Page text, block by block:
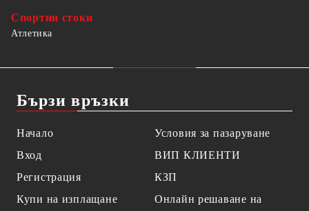
Спортни стоки
Атлетика
Бързи връзки
Начало
Вход
Регистрация
Купи на изплащане
Условия за пазаруване
ВИП КЛИЕНТИ
КЗП
Онлайн решаване на